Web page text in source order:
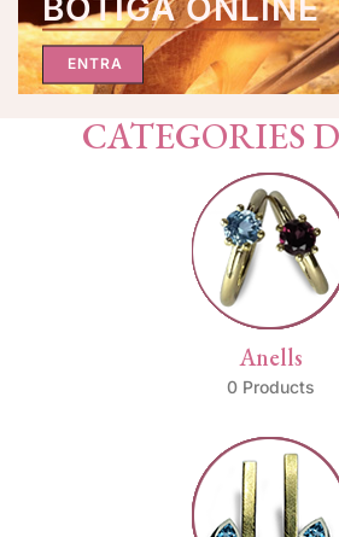
ENTRA
CATEGORIES
Anells
0 Products